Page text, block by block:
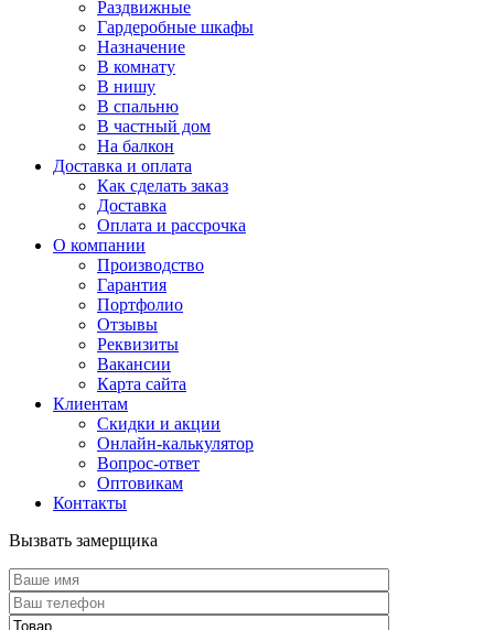
Раздвижные
Гардеробные шкафы
Назначение
В комнату
В нишу
В спальню
В частный дом
На балкон
Доставка и оплата
Как сделать заказ
Доставка
Оплата и рассрочка
О компании
Производство
Гарантия
Портфолио
Отзывы
Реквизиты
Вакансии
Карта сайта
Клиентам
Скидки и акции
Онлайн-калькулятор
Вопрос-ответ
Оптовикам
Контакты
Вызвать замерщика